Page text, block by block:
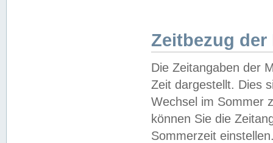
Zeitbezug der
Die Zeitangaben der
Zeit dargestellt. Dies
Wechsel im Sommer
können Sie die
Sommerzeit